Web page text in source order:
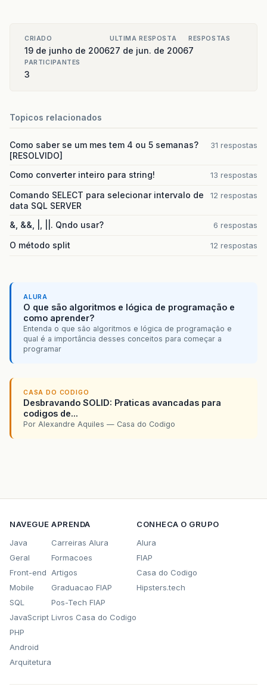
CRIADO
19 de junho de 2006
ULTIMA RESPOSTA
27 de jun. de 2006
RESPOSTAS
7
PARTICIPANTES
3
Topicos relacionados
Como saber se um mes tem 4 ou 5 semanas?
[RESOLVIDO]
31 respostas
Como converter inteiro para string! 13 respostas
Comando SELECT para selecionar intervalo de
data SQL SERVER
12 respostas
&, &&, |, ||. Qndo usar? 6 respostas
O método split 12 respostas
ALURA
O que são algoritmos e lógica de programação e
como aprender?
Entenda o que são algoritmos e lógica de programação e
qual é a importância desses conceitos para começar a
programar
CASA DO CODIGO
Desbravando SOLID: Praticas avancadas para
codigos de...
Por Alexandre Aquiles — Casa do Codigo
NAVEGUE
Java
Geral
Front-end
Mobile
SQL
JavaScript
PHP
Android
Arquitetura
APRENDA
Carreiras Alura
Formacoes
Artigos
Graduacao FIAP
Pos-Tech FIAP
Livros Casa do Codigo
CONHECA O GRUPO
Alura
FIAP
Casa do Codigo
Hipsters.tech